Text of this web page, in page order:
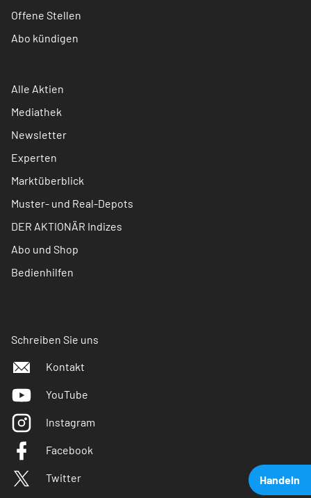
Handeln
Offene Stellen
Abo kündigen
Alle Aktien
Mediathek
Newsletter
Experten
Marktüberblick
Muster- und Real-Depots
DER AKTIONÄR Indizes
Abo und Shop
Bedienhilfen
Schreiben Sie uns
Kontakt
YouTube
Instagram
Facebook
Twitter